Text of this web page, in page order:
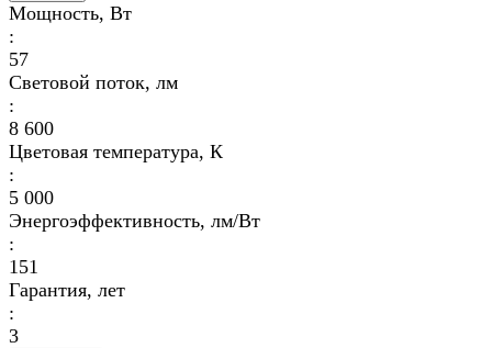
Мощность, Вт
:
57
Световой поток, лм
:
8 600
Цветовая температура, К
:
5 000
Энергоэффективность, лм/Вт
:
151
Гарантия, лет
:
3